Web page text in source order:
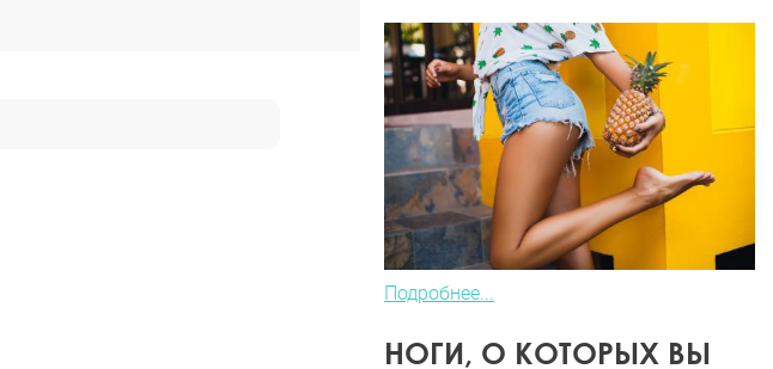
Подробнее...
НОГИ, О КОТОРЫХ ВЫ